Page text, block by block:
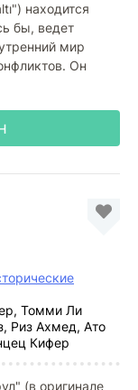
находится
бы, ведет
мир
Он
Томми Ли
Риз Ахмед, Ато
Кифер
(в оригинале